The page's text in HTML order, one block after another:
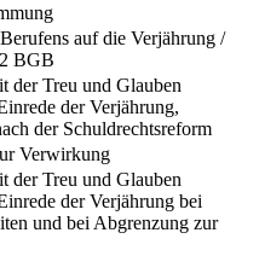
auf die Verjährung /
BGB
der Treu und Glauben
der Verjährung,
der Schuldrechtsreform
Verwirkung
der Treu und Glauben
der Verjährung bei
und bei Abgrenzung zur